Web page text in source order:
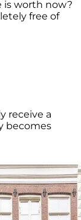
is worth now?
free of
receive a
becomes